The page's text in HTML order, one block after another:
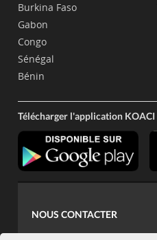
Burkina Faso
Gabon
Congo
Sénégal
Bénin
Télécharger l'application KOACI
NOUS CONTACTER